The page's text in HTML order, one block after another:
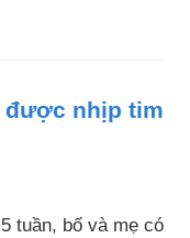
được nhịp tim
tuần, bố và mẹ có